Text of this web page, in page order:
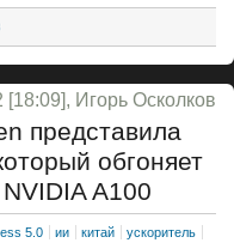
[18:09], Игорь Осколков
представила
обгоняет
A100
5.0 ии китай ускоритель